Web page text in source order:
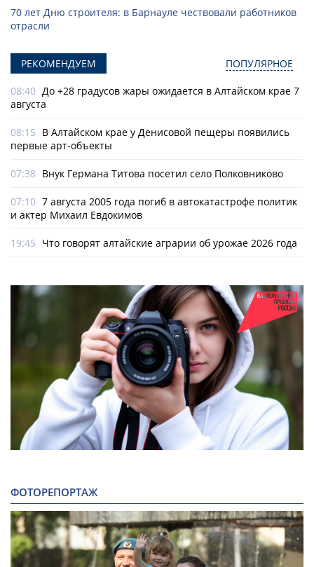
70 лет Дню строителя: в Барнауле чествовали работников
отрасли
РЕКОМЕНДУЕМ ПОПУЛЯРНОЕ
08:40 До +28 градусов жары ожидается в Алтайском крае 7
августа
08:15 В Алтайском крае у Денисовой пещеры появились
первые арт-объекты
07:38 Внук Германа Титова посетил село Полковниково
07:10 7 августа 2005 года погиб в автокатастрофе политик
и актер Михаил Евдокимов
19:45 Что говорят алтайские аграрии об урожае 2026 года
ФОТОРЕПОРТАЖ